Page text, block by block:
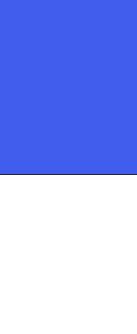
jog fenntartva!